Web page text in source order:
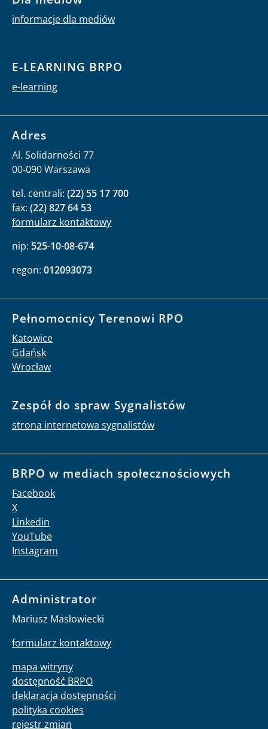
informacje dla mediów
E-LEARNING BRPO
e-learning
Adres
Al. Solidarności 77
00-090 Warszawa
tel. centrali: (22) 55 17 700
fax: (22) 827 64 53
formularz kontaktowy
nip: 525-10-08-674
regon: 012093073
Pełnomocnicy Terenowi RPO
Katowice
Gdańsk
Wrocław
Zespół do spraw Sygnalistów
strona internetowa sygnalistów
BRPO w mediach społecznościowych
Facebook
X
Linkedin
YouTube
Instagram
Administrator
Mariusz Masłowiecki
formularz kontaktowy
mapa witryny
dostępność BRPO
deklaracja dostępności
polityka cookies
rejestr zmian